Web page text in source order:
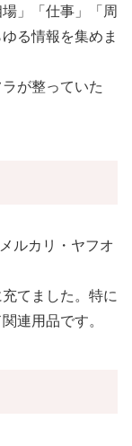
」「仕事」「周
る情報を集めま
が整っていた
ルカリ・ヤフオ
てました。特に
連用品です。